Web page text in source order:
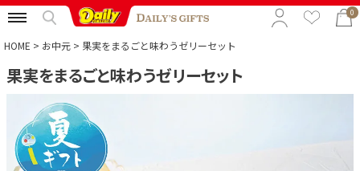
0
特集から選ぶ
予算から選ぶ
カテゴリから選ぶ
HOME お中元 果実をまるごと味わうゼリーセット
果実をまるごと味わうゼリーセット